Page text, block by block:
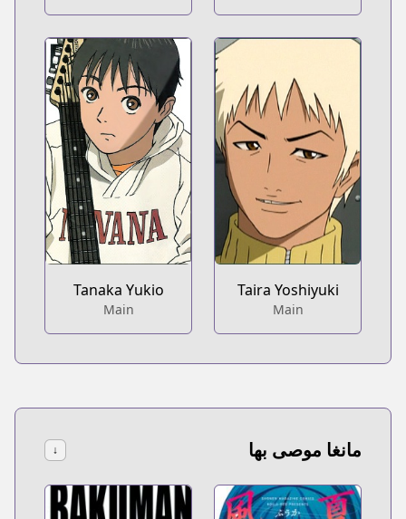
Taira Yoshiyuki
Main
Tanaka Yukio
Main
مانغا موصى بها ↓